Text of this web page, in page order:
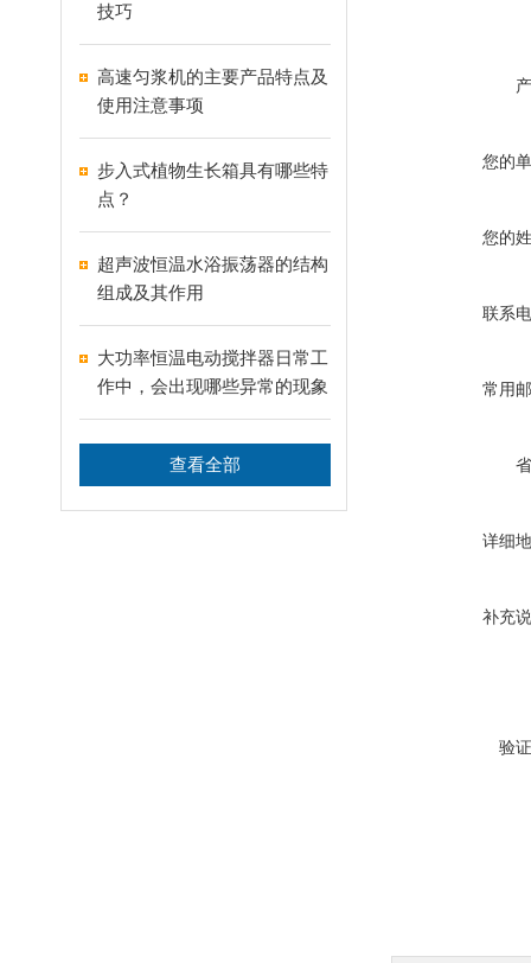
技巧
高速匀浆机的主要产品特点及
使用注意事项
步入式植物生长箱具有哪些特
点？
超声波恒温水浴振荡器的结构
组成及其作用
大功率恒温电动搅拌器日常工
作中，会出现哪些异常的现象
查看全部
您的
您的
联系
常用
详细
补充
验